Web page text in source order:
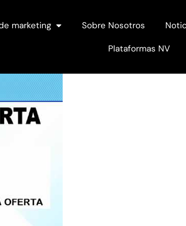
marketing Sobre Nosotros
Plataformas NV